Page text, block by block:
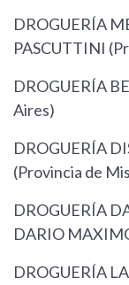
DROGUERÍA
PASCUTTINI
DROGUERÍA
Aires)
DROGUERÍA
(Provincia de
DROGUERÍA
DARIO
DROGUERÍA